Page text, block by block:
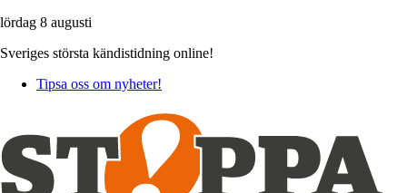
lördag 8 augusti
Sveriges största kändistidning online!
Tipsa oss om nyheter!